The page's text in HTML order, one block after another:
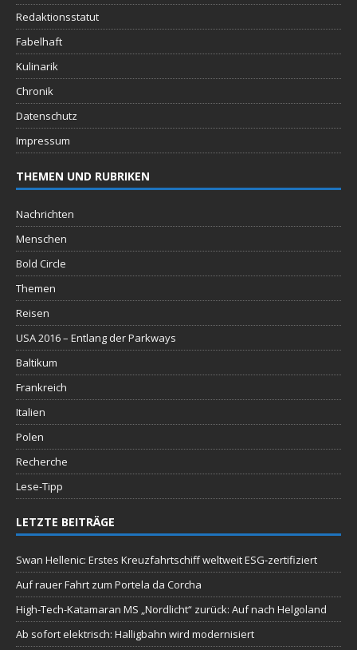
Redaktionsstatut
Fabelhaft
Kulinarik
Chronik
Datenschutz
Impressum
THEMEN UND RUBRIKEN
Nachrichten
Menschen
Bold Circle
Themen
Reisen
USA 2016 – Entlang der Parkways
Baltikum
Frankreich
Italien
Polen
Recherche
Lese-Tipp
LETZTE BEITRÄGE
Swan Hellenic: Erstes Kreuzfahrtschiff weltweit ESG-zertifiziert
Auf rauer Fahrt zum Portela da Corcha
High-Tech-Katamaran MS „Nordlicht“ zurück: Auf nach Helgoland
Ab sofort elektrisch: Halligbahn wird modernisiert